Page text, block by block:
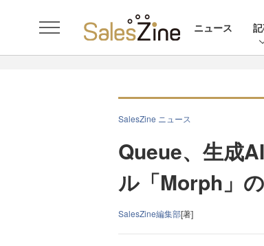
ニュース
SalesZine ニュース
Queue、生成
ル「Morph」
SalesZine編集部[著]